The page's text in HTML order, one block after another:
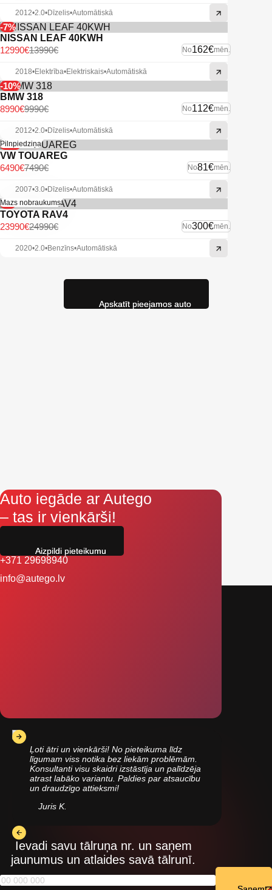
2012•2.0•Dīzelis•Automātiskā
-7%
NISSAN LEAF 40KWH
No162€mēn.
13990€
12990€
2018•Elektrība•Elektriskais•Automātiskā
-10%
BMW 318
No112€mēn.
9990€
8990€
2012•2.0•Dīzelis•Automātiskā
-13%
Pilnpiedziņa
VW TOUAREG
No81€mēn.
7490€
6490€
2007•3.0•Dīzelis•Automātiskā
-4%
Mazs nobraukums
TOYOTA RAV4
No300€mēn.
24990€
23990€
2020•2.0•Benzīns•Automātiskā
Auto iegāde ar Autego
– tas ir vienkārši!
+371 29698940
info@autego.lv
Ļoti ātri un vienkārši! No pieteikuma līdz
līgumam viss notika bez liekām problēmām.
Konsultanti visu skaidri izstāstīja un palīdzēja
atrast labāko variantu. Paldies par atsaucību
un draudzīgo attieksmi!
Juris K.
Ievadi savu tālruņa nr. un saņem
jaunumus un atlaides savā tālrunī.